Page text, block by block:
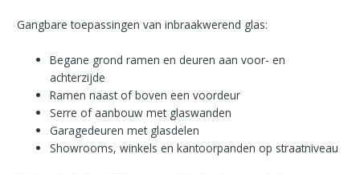
Gangbare toepassingen van inbraakwerend glas:
Begane grond ramen en deuren aan voor- en
achterzijde
Ramen naast of boven een voordeur
Serre of aanbouw met glaswanden
Garagedeuren met glasdelen
Showrooms, winkels en kantoorpanden op straatniveau